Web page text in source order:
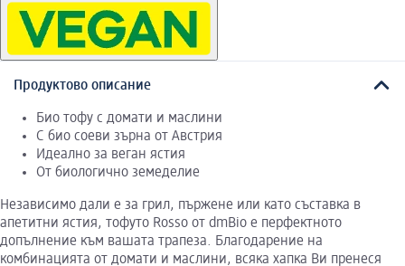
Продуктово описание
Био тофу с домати и маслини
С био соеви зърна от Австрия
Идеално за веган ястия
От биологично земеделие
Независимо дали е за грил, пържене или като съставка в
апетитни ястия, тофуто Rosso от dmBio е перфектното
допълнение към вашата трапеза. Благодарение на
комбинацията от домати и маслини, всяка хапка Ви пренеся